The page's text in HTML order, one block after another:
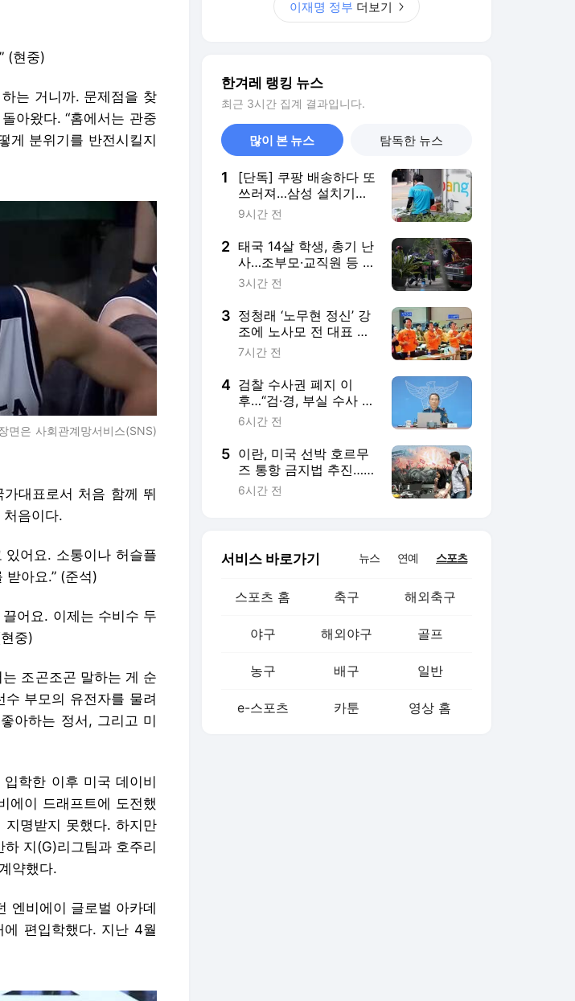
(현중)
는 거니까. 문제점을 찾
아왔다. “홈에서는 관중
게 분위기를 반전시킬지
면은 사회관계망서비스(SNS)
대표로서 처음 함께 뛰
음이다.
어요. 소통이나 허슬플
아요.” (준석)
어요. 이제는 수비수 두
중)
조곤조곤 말하는 게 순
부모의 유전자를 물려
아하는 정서, 그리고 미
학한 이후 미국 데이비
에이 드래프트에 도전했
명받지 못했다. 하지만
지(G)리그팀과 호주리
약했다.
엔비에이 글로벌 아카데
편입학했다. 지난 4월
이재명 정부 더보기
한겨레 랭킹 뉴스
최근 3시간 집계 결과입니다.
많이 본 뉴스 탐독한 뉴스
1
[단독] 쿠팡 배송하다 또
쓰러져…삼성 설치기사
“땀냄새로 평점 깎아”
9시간 전
2 태국 14살 학생, 총기 난
사…조부모·교직원 등 최
소 7명 사망
3시간 전
3 정청래 ‘노무현 정신’ 강
조에 노사모 전 대표 반
발…“전당대회, 비전 제
7시간 전
4 검찰 수사권 폐지 이
후…“검·경, 부실 수사 막
으려면 수사 초기 협력
6시간 전
5 이란, 미국 선박 호르무
즈 통항 금지법 추진…
트럼프는 ‘속수무책’
6시간 전
서비스 바로가기 뉴스 연예 스포츠
스포츠 홈 축구 해외축구
야구 해외야구 골프
농구 배구 일반
e-스포츠 카툰 영상 홈